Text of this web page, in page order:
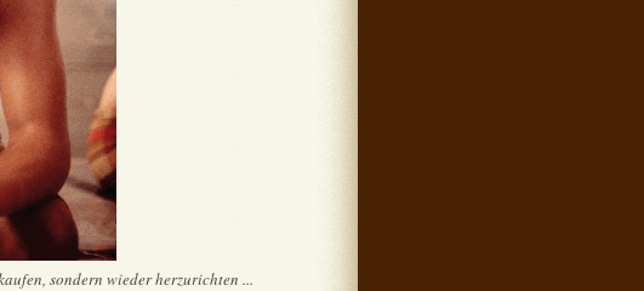
sondern wieder herzurichten ...